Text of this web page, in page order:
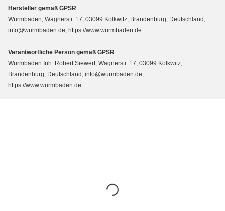
Hersteller gemäß GPSR
Wurmbaden, Wagnerstr. 17, 03099 Kolkwitz, Brandenburg, Deutschland,
info@wurmbaden.de, https://www.wurmbaden.de
Verantwortliche Person gemäß GPSR
Wurmbaden Inh. Robert Siewert, Wagnerstr. 17, 03099 Kolkwitz,
Brandenburg, Deutschland, info@wurmbaden.de,
https://www.wurmbaden.de